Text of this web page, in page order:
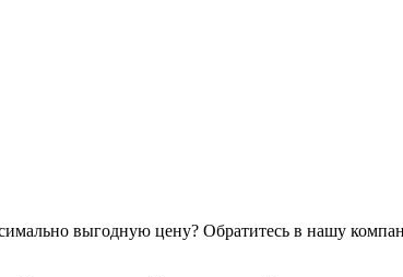
выгодную цену? Обратитесь в нашу